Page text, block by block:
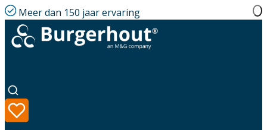
Meer dan 150 jaar ervaring